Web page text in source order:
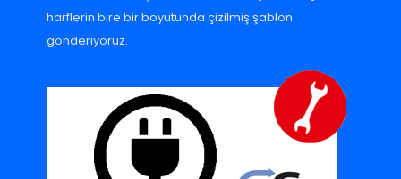
harflerin bire bir boyutunda çizilmiş şablon
gönderiyoruz.